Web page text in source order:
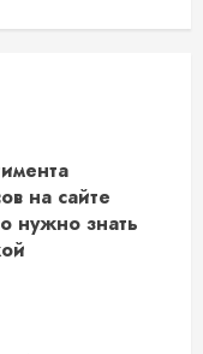
на сайте
нужно знать